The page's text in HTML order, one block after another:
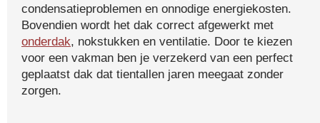
condensatieproblemen en onnodige energiekosten.
Bovendien wordt het dak correct afgewerkt met
onderdak, nokstukken en ventilatie. Door te kiezen
voor een vakman ben je verzekerd van een perfect
geplaatst dak dat tientallen jaren meegaat zonder
zorgen.